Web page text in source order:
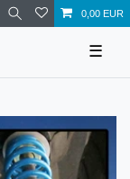
0,00 EUR
☰